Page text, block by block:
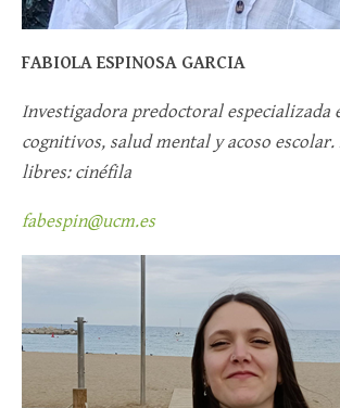
FABIOLA ESPINOSA GARCIA
Investigadora predoctoral especializada
cognitivos, salud mental y acoso
libres: cinéfila
fabespin@ucm.es